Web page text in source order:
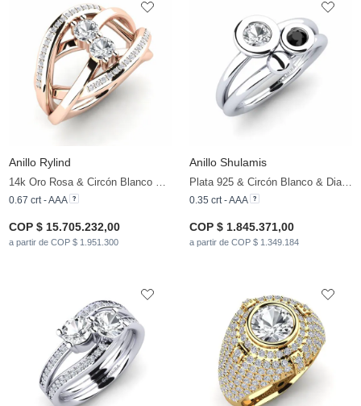
Anillo Rylind
14k Oro Rosa & Circón Blanco & Circonita
0.67 crt - AAA
COP $ 15.705.232,00
a partir de COP $ 1.951.300
Anillo Shulamis
Plata 925 & Circón Blanco & Diamante Negro
0.35 crt - AAA
COP $ 1.845.371,00
a partir de COP $ 1.349.184